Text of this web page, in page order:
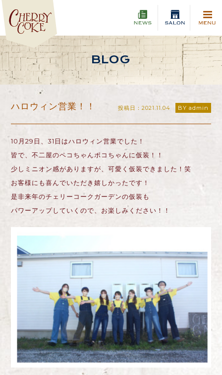
BLOG
ハロウィン営業！！ 投稿日：2021.11.04 BY admin
10月29日、31日はハロウィン営業でした！
皆で、不二屋のペコちゃんポコちゃんに仮装！！
少しミニオン感がありますが、可愛く仮装できました！笑
お客様にも喜んでいただき嬉しかったです！
是非来年のチェリーコークガーデンの仮装も
パワーアップしていくので、お楽しみください！！